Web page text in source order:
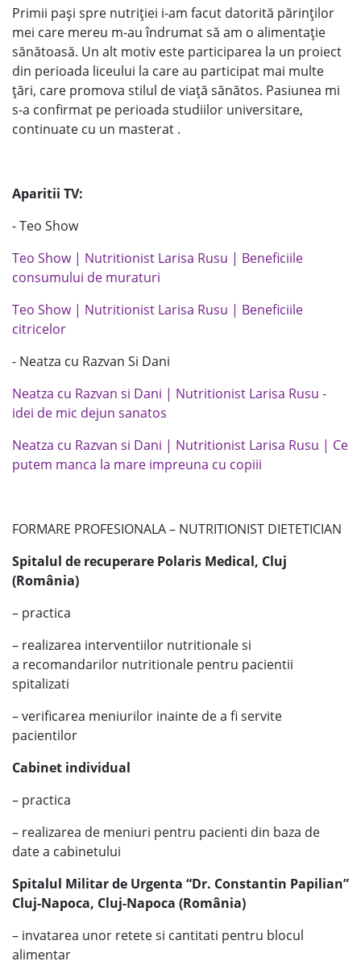
Primii pași spre nutriției i-am facut datorită părinților
mei care mereu m-au îndrumat să am o alimentație
sănătoasă. Un alt motiv este participarea la un proiect
din perioada liceului la care au participat mai multe
țări, care promova stilul de viață sănătos. Pasiunea mi
s-a confirmat pe perioada studiilor universitare,
continuate cu un masterat .
Aparitii TV:
- Teo Show
Teo Show | Nutritionist Larisa Rusu | Beneficiile
consumului de muraturi
Teo Show | Nutritionist Larisa Rusu | Beneficiile
citricelor
- Neatza cu Razvan Si Dani
Neatza cu Razvan si Dani | Nutritionist Larisa Rusu -
idei de mic dejun sanatos
Neatza cu Razvan si Dani | Nutritionist Larisa Rusu | Ce
putem manca la mare impreuna cu copiii
FORMARE PROFESIONALA – NUTRITIONIST DIETETICIAN
Spitalul de recuperare Polaris Medical, Cluj
(România)
– practica
– realizarea interventiilor nutritionale si
a recomandarilor nutritionale pentru pacientii
spitalizati
– verificarea meniurilor inainte de a fi servite
pacientilor
Cabinet individual
– practica
– realizarea de meniuri pentru pacienti din baza de
date a cabinetului
Spitalul Militar de Urgenta “Dr. Constantin Papilian”
Cluj-Napoca, Cluj-Napoca (România)
– invatarea unor retete si cantitati pentru blocul
alimentar